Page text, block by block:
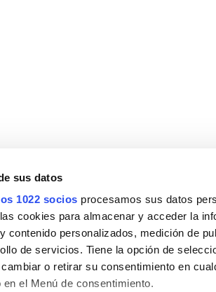
sus datos
1022 socios procesamos sus datos
cookies para almacenar y acceder la
contenido personalizados, medición de
de servicios. Tiene la opción de
o retirar su consentimiento en
el Menú de consentimiento.